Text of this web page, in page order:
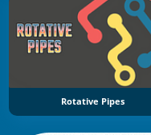
Rotative Pipes